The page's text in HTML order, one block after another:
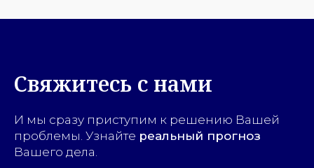
Свяжитесь с нами
И мы сразу приступим к решению Вашей
проблемы. Узнайте реальный прогноз
Вашего дела.